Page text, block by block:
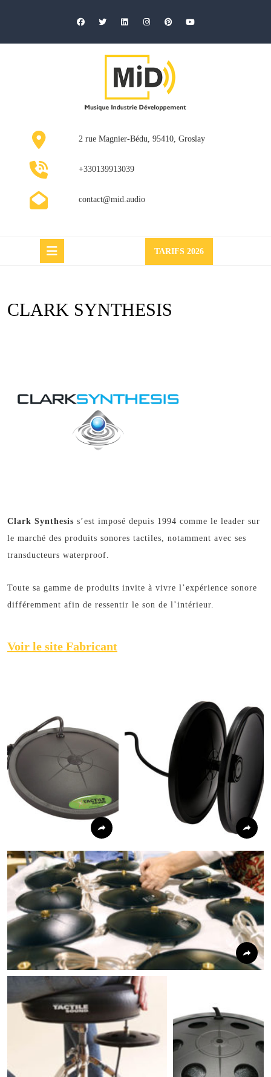
2 rue Magnier-Bédu, 95410, Groslay
+330139913039
contact@mid.audio
Button
TARIFS 2026Request
a
CLARK SYNTHESIS
Clark Synthesis s’est imposé depuis 1994 comme le leader sur
le marché des produits sonores tactiles, notamment avec ses
transducteurs waterproof.
Toute sa gamme de produits invite à vivre l’expérience sonore
différemment afin de ressentir le son de l’intérieur.
Voir le site Fabricant